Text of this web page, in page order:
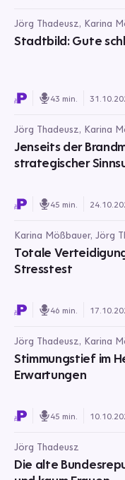
Jörg Thadeusz, Karina
Stadtbild: Gute
43 min.
Jörg Thadeusz, Karina
Jenseits der
strategischer
45 min.
Karina Mößbauer, Jörg
Totale
Stresstest
46 min.
Jörg Thadeusz, Karina
Stimmungstief im
Erwartungen
45 min.
Jörg Thadeusz
Die alte